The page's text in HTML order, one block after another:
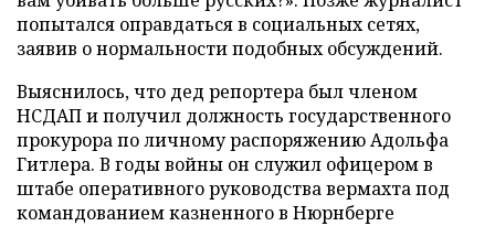
попытался оправдаться в социальных сетях,
заявив о нормальности подобных обсуждений.
Выяснилось, что дед репортера был членом
НСДАП и получил должность государственного
прокурора по личному распоряжению Адольфа
Гитлера. В годы войны он служил офицером в
штабе оперативного руководства вермахта под
командованием казненного в Нюрнберге